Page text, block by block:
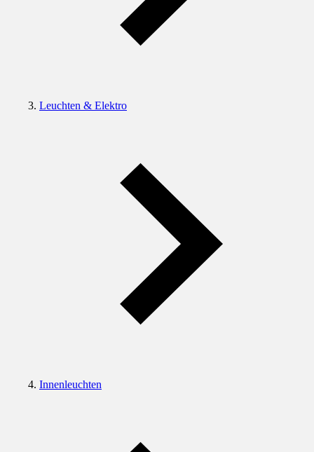
Leuchten & Elektro
Innenleuchten